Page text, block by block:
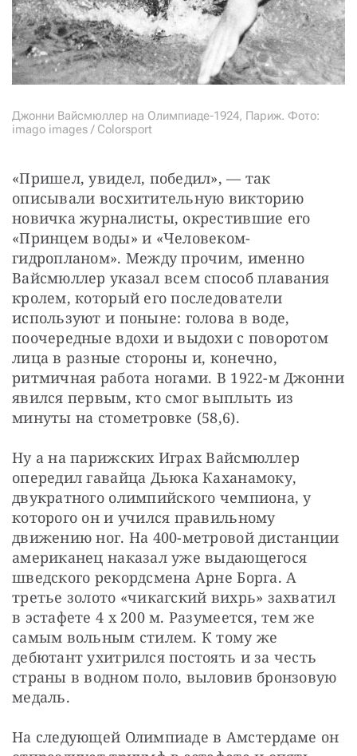
Джонни Вайсмюллер на Олимпиаде-1924, Париж. Фото:
imago images / Colorsport
«Пришел, увидел, победил», — так
описывали восхитительную викторию
новичка журналисты, окрестившие его
«Принцем воды» и «Человеком-
гидропланом». Между прочим, именно
Вайсмюллер указал всем способ плавания
кролем, который его последователи
используют и поныне: голова в воде,
поочередные вдохи и выдохи с поворотом
лица в разные стороны и, конечно,
ритмичная работа ногами. В 1922-м Джонни
явился первым, кто смог выплыть из
минуты на стометровке (58,6).
Ну а на парижских Играх Вайсмюллер
опередил гавайца Дьюка Каханамоку,
двукратного олимпийского чемпиона, у
которого он и учился правильному
движению ног. На 400-метровой дистанции
американец наказал уже выдающегося
шведского рекордсмена Арне Борга. А
третье золото «чикагский вихрь» захватил
в эстафете 4 x 200 м. Разумеется, тем же
самым вольным стилем. К тому же
дебютант ухитрился постоять и за честь
страны в водном поло, выловив бронзовую
медаль.
На следующей Олимпиаде в Амстердаме он